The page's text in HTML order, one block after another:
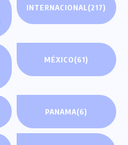
INTERNACIONAL(217)
MÉXICO(61)
PANAMA(6)